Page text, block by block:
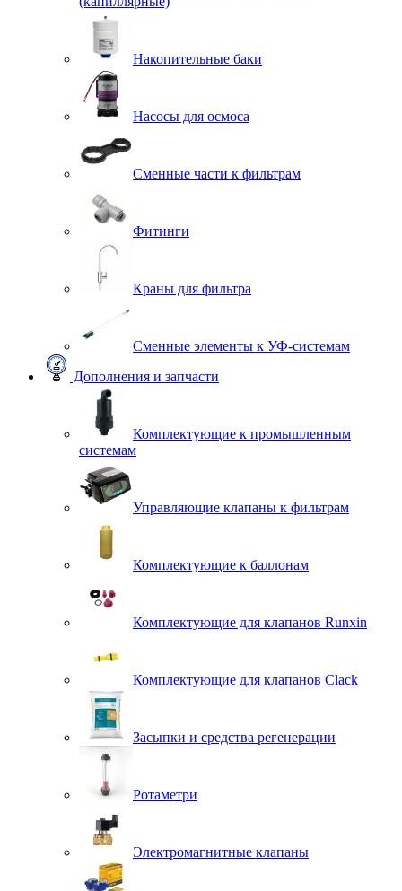
Накопительные баки
Насосы для осмоса
Сменные части к фильтрам
Фитинги
Краны для фильтра
Сменные элементы к УФ-системам
Дополнения и запчасти
Комплектующие к промышленным
системам
Управляющие клапаны к фильтрам
Комплектующие к баллонам
Комплектующие для клапанов Runxin
Комплектующие для клапанов Clack
Засыпки и средства регенерации
Ротаметри
Электромагнитные клапаны